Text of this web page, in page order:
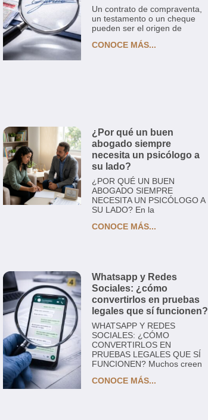
Un contrato de compraventa,
un testamento o un cheque
pueden ser el origen de
CONOCE MÁS...
¿Por qué un buen
abogado siempre
necesita un psicólogo a
su lado?
¿POR QUÉ UN BUEN
ABOGADO SIEMPRE
NECESITA UN PSICÓLOGO A
SU LADO? En la
CONOCE MÁS...
Whatsapp y Redes
Sociales: ¿cómo
convertirlos en pruebas
legales que sí funcionen?
WHATSAPP Y REDES
SOCIALES: ¿CÓMO
CONVERTIRLOS EN
PRUEBAS LEGALES QUE SÍ
FUNCIONEN? Muchos creen
CONOCE MÁS...